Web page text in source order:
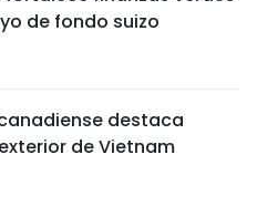
de fondo suizo
destaca
de Vietnam